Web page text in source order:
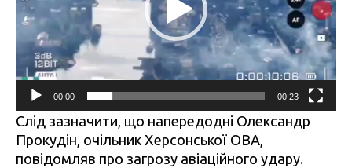
00:00 00:23
Слід зазначити, що напередодні Олександр
Прокудін, очільник Херсонської ОВА,
повідомляв про загрозу авіаційного удару.